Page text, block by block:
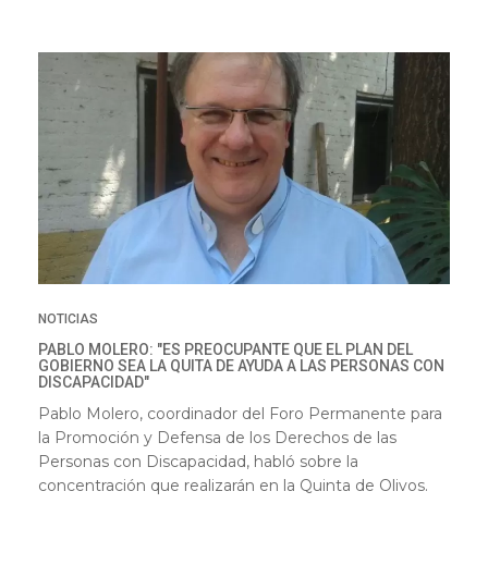
NOTICIAS
PABLO MOLERO: "ES PREOCUPANTE QUE EL PLAN DEL
GOBIERNO SEA LA QUITA DE AYUDA A LAS PERSONAS CON
DISCAPACIDAD"
Pablo Molero, coordinador del Foro Permanente para
la Promoción y Defensa de los Derechos de las
Personas con Discapacidad, habló sobre la
concentración que realizarán en la Quinta de Olivos.